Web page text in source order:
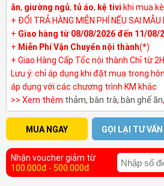
ăn, giường ngủ, tủ áo, kệ tivi khi mua
+ ĐỔI TRẢ HÀNG MIỄN PHÍ NẾU SAI MẪU
+ Giao hàng từ 08/08/2026 đến 11/08/
+ Miễn Phí Vận Chuyển nội thành(*)
+ Giao Hàng Cấp Tốc nội thành Chỉ từ
Lưu ý: chỉ áp dụng khi đặt mua trong
áp dụng với các chương trình KM khác
>> Xem thêm thảm, bàn trà, bàn ghế ăn,
MUA NGAY GỌI LẠI TƯ VẤN
Nhận voucher giảm từ
100.000đ - 500.000đ